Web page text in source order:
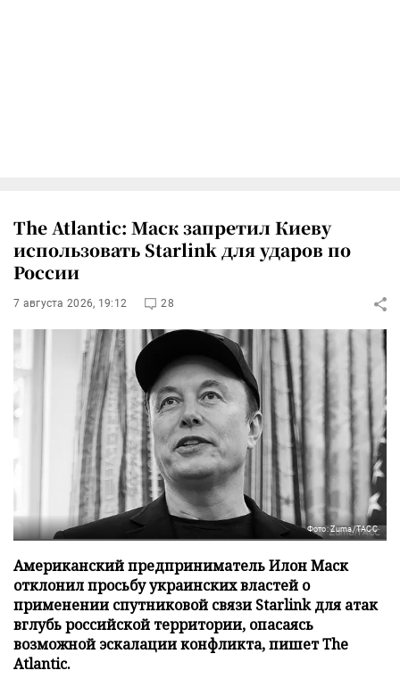
The Atlantic: Маск запретил Киеву
использовать Starlink для ударов по
России
7 августа 2026, 19:12 28
Фото: Zuma/ТАСС
Американский предприниматель Илон Маск
отклонил просьбу украинских властей о
применении спутниковой связи Starlink для атак
вглубь российской территории, опасаясь
возможной эскалации конфликта, пишет The
Atlantic.